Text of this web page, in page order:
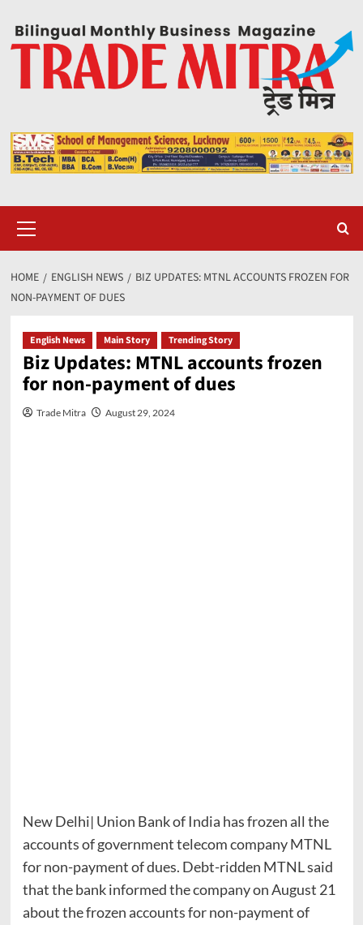
content
Menu
HOME ENGLISH NEWS
BIZ UPDATES: MTNL ACCOUNTS FROZEN FOR
NON-PAYMENT OF DUES
English News Main Story Trending Story
Biz Updates: MTNL accounts frozen
for non-payment of dues
Trade Mitra August 29, 2024
New Delhi| Union Bank of India has frozen all the
accounts of government telecom company MTNL
for non-payment of dues. Debt-ridden MTNL said
that the bank informed the company on August 21
about the frozen accounts for non-payment of